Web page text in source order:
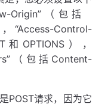
Origin”（包括
“Access-Control-
OPTIONS），
（包括Content-
POST请求，因为它